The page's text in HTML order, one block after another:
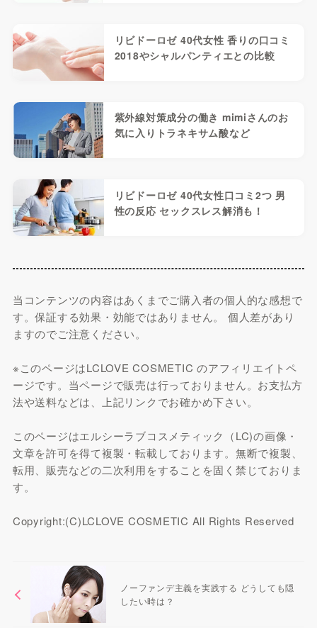
リビドーロゼ 40代女性 香りの口コミ
2018やシャルパンティエとの比較
紫外線対策成分の働き mimiさんのお
気に入りトラネキサム酸など
リビドーロゼ 40代女性口コミ2つ 男
性の反応 セックスレス解消も！
当コンテンツの内容はあくまでご購入者の個人的な感想で
す。保証する効果・効能ではありません。 個人差があり
ますのでご注意ください。
※このページはLCLOVE COSMETIC のアフィリエイトペ
ージです。当ページで販売は行っておりません。お支払方
法や送料などは、上記リンクでお確かめ下さい。
このページはエルシーラブコスメティック（LC)の画像・
文章を許可を得て複製・転載しております。無断で複製、
転用、販売などの二次利用をすることを固く禁じておりま
す。
Copyright:(C)LCLOVE COSMETIC All Rights Reserved
ノーファンデ主義を実践する どうしても隠
したい時は？